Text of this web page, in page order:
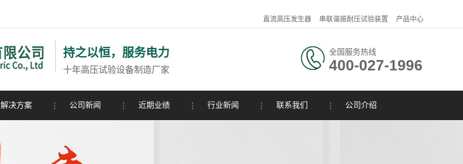
直流高压发生器
串联谐振耐压试验装置 产品中心
持之以恒，服务电力
十年高压试验设备制造厂家
全国服务热线
400-027-1996
解决方案 公司新闻 近期业绩 行业新闻 联系我们 公司介绍